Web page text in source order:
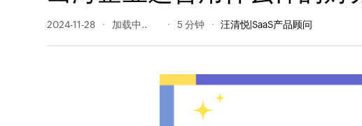
2024-11-28 248 阅读量 5 分钟 汪清悦|SaaS产品顾问